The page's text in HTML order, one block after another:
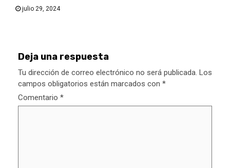
julio 29, 2024
Deja una respuesta
Tu dirección de correo electrónico no será publicada. Los
campos obligatorios están marcados con *
Comentario *